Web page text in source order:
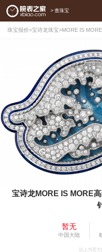
> 查珠宝
珠宝报价>宝诗龙珠宝>MORE IS
宝诗龙MORE IS MORE
暂无
中国大陆
以上为官